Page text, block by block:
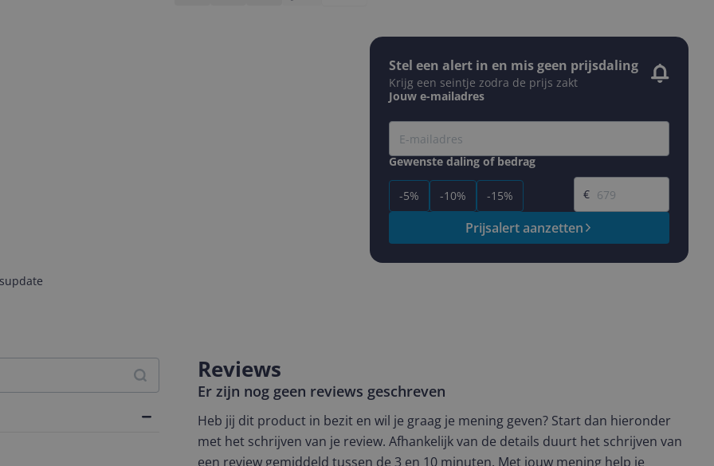
Stel een alert in en mis geen prijsdaling
Krijg een seintje zodra de prijs zakt
Jouw e-mailadres
Gewenste daling of bedrag
-5% -10% -15%
Gewenste prijs
€
Prijsalert aanzetten
Reviews
Er zijn nog geen reviews geschreven
Heb jij dit product in bezit en wil je graag je mening geven? Start dan hieronder
met het schrijven van je review. Afhankelijk van de details duurt het schrijven van
een review gemiddeld tussen de 3 en 10 minuten. Met jouw mening help je